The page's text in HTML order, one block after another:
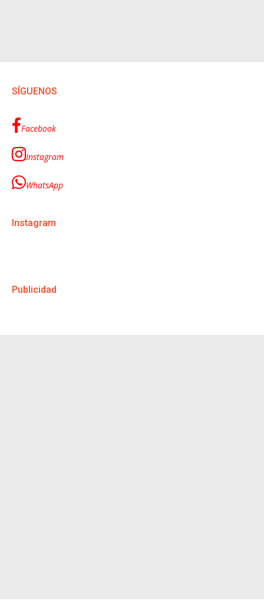
SÍGUENOS
Facebook
Instagram
WhatsApp
Instagram
Publicidad